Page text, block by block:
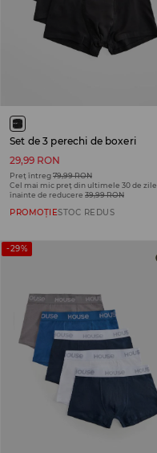
Set de 3 perechi de boxeri
29,99 RON
Preț întreg79,99 RON
Cel mai mic preț din ultimele 30 de zile
înainte de reducere 39,99 RON
PROMOȚIESTOC REDUS
-29%